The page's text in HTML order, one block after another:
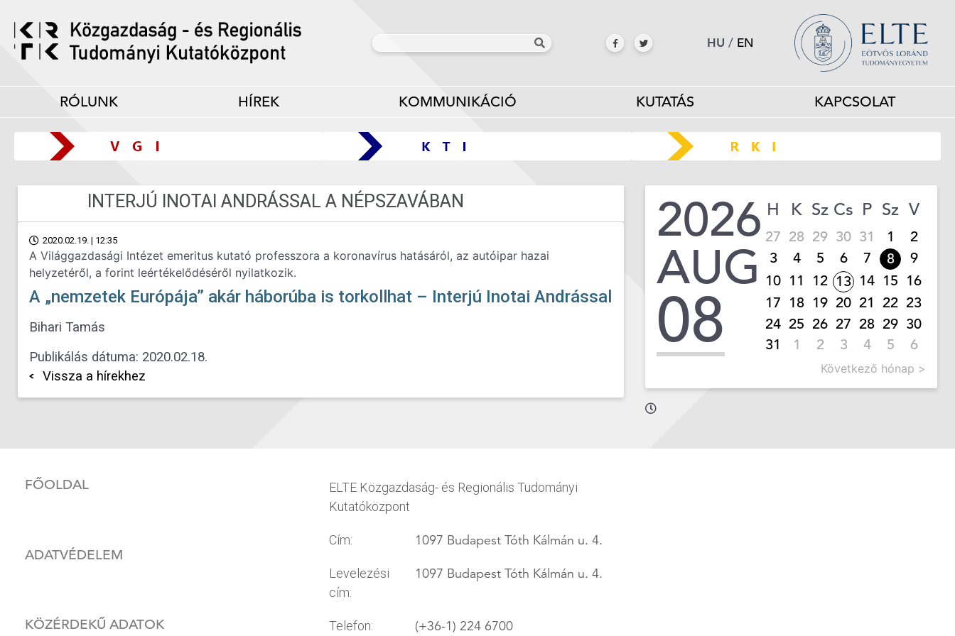
HU / EN
RÓLUNK HÍREK KOMMUNIKÁCIÓ KUTATÁS KAPCSOLAT
INTERJÚ INOTAI ANDRÁSSAL A NÉPSZAVÁBAN
2020.02.19. | 12:35
A Világgazdasági Intézet emeritus kutató professzora a koronavírus hatásáról, az autóipar hazai
helyzetéről, a forint leértékelődéséről nyilatkozik.
A „nemzetek Európája” akár háborúba is torkollhat – Interjú Inotai Andrással
Bihari Tamás
Publikálás dátuma: 2020.02.18.
Vissza a hírekhez
2026
AUG
08
H K Sz Cs P Sz V
27 28 29 30 31 1
2
3
4 5 6 7 8
9
10 11 12 13 14 15 16
17 18 19 20 21 22 23
24 25 26 27 28 29 30
31
1 2 3 4 5 6
Következő hónap >
FŐOLDAL
ADATVÉDELEM
KÖZÉRDEKŰ ADATOK
ELTE Közgazdaság- és Regionális Tudományi
Kutatóközpont
Cím: 1097 Budapest Tóth Kálmán u. 4.
Levelezési
cím:
1097 Budapest Tóth Kálmán u. 4.
Telefon: (+36-1) 224 6700